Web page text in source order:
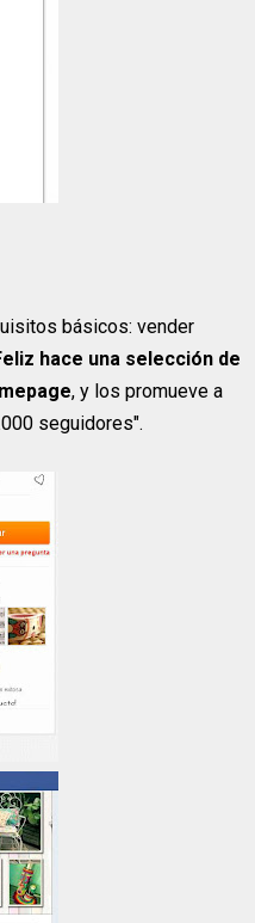
básicos: vender
hace una selección de
, y los promueve a
seguidores".